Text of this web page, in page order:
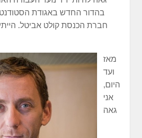
בהדור החדש באגודת
חברת הכנסת קולט אביטל.
מאז
ועד
היום,
אני
גאה